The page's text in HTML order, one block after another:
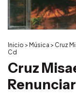
Inicio > Música > Cruz
Cd
Cruz